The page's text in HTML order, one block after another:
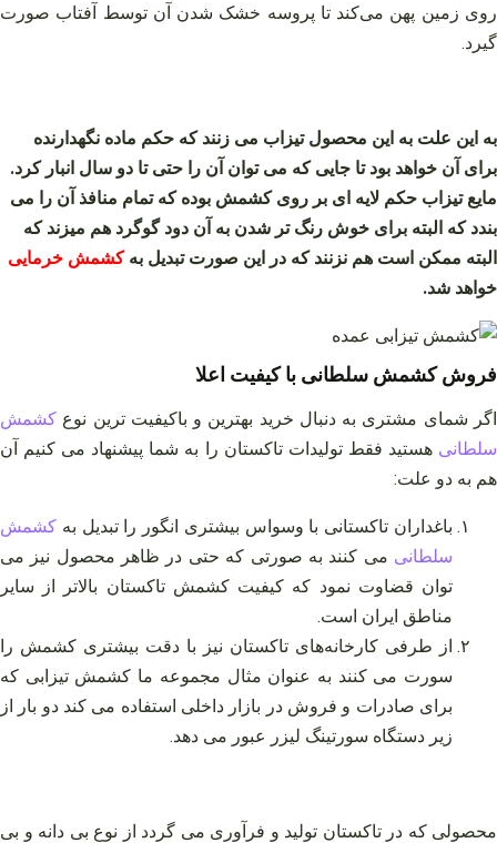
روی زمین پهن می‌کند تا پروسه خشک شدن آن توسط آفتاب صورت
گیرد.
به این علت به این محصول تیزاب می زنند که حکم ماده نگهدارنده
برای آن خواهد بود تا جایی که می توان آن را حتی تا دو سال انبار کرد.
مایع تیزاب حکم لایه ای بر روی کشمش بوده که تمام منافذ آن را می
بندد که البته برای خوش رنگ تر شدن به آن دود گوگرد هم میزند که
البته ممکن است هم نزنند که در این صورت تبدیل بهکشمش خرمایی
خواهد شد.
فروش کشمش سلطانی با کیفیت اعلا
اگر شمای مشتری به دنبال خرید بهترین و باکیفیت ترین نوع کشمش
سلطانی هستید فقط تولیدات تاکستان را به شما پیشنهاد می کنیم آن
هم به دو علت:
باغداران تاکستانی با وسواس بیشتری انگور را تبدیل به کشمش
سلطانی می کنند به صورتی که حتی در ظاهر محصول نیز می
توان قضاوت نمود که کیفیت کشمش تاکستان بالاتر از سایر
مناطق ایران است.
از طرفی کارخانه‌های تاکستان نیز با دقت بیشتری کشمش را
سورت می کنند به عنوان مثال مجموعه ما کشمش تیزابی که
برای صادرات و فروش در بازار داخلی استفاده می کند دو بار از
زیر دستگاه سورتینگ لیزر عبور می دهد.
محصولی که در تاکستان تولید و فرآوری می گردد از نوع بی دانه و بی